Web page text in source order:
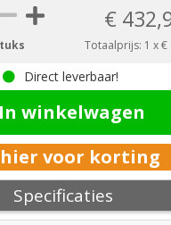
€
Totaalprijs: 1 x€
Direct leverbaar!
In winkelwagen
voor korting
Specificaties